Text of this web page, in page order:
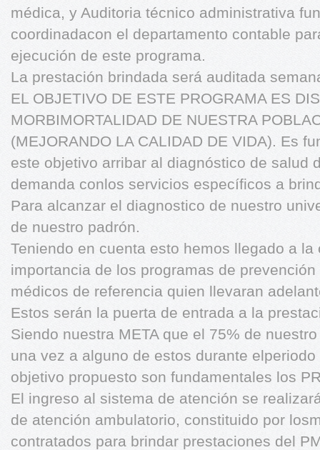
médica, y Auditoria técnico administrativa
coordinadacon el departamento contable
ejecución de este programa.
La prestación brindada será auditada
EL OBJETIVO DE ESTE PROGRAMA ES
MORBIMORTALIDAD DE NUESTRA
(MEJORANDO LA CALIDAD DE VIDA). Es
este objetivo arribar al diagnóstico de salud
demanda conlos servicios específicos a
Para alcanzar el diagnostico de nuestro
de nuestro padrón.
Teniendo en cuenta esto hemos llegado a
importancia de los programas de
médicos de referencia quien llevaran
Estos serán la puerta de entrada a la
Siendo nuestra META que el 75% de
una vez a alguno de estos durante
objetivo propuesto son fundamentales los
El ingreso al sistema de atención se
de atención ambulatorio, constituido por
contratados para brindar prestaciones del